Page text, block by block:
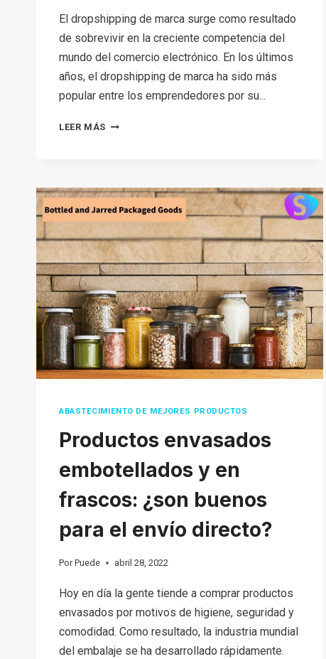
El dropshipping de marca surge como resultado
de sobrevivir en la creciente competencia del
mundo del comercio electrónico. En los últimos
años, el dropshipping de marca ha sido más
popular entre los emprendedores por su...
LEER MÁS BRANDED
2026
ABASTECIMIENTO DE MEJORES PRODUCTOS
Productos envasados
embotellados y en
frascos: ¿son buenos
para el envío directo?
Por Puede abril 28, 2022
Hoy en día la gente tiende a comprar productos
envasados por motivos de higiene, seguridad y
comodidad. Como resultado, la industria mundial
del embalaje se ha desarrollado rápidamente.